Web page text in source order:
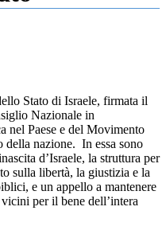
Stato di Israele, firmata il
Nazionale in
nel Paese e del Movimento
della nazione. In essa sono
d’Israele, la struttura per
sulla libertà, la giustizia e la
e un appello a mantenere
per il bene dell’intera